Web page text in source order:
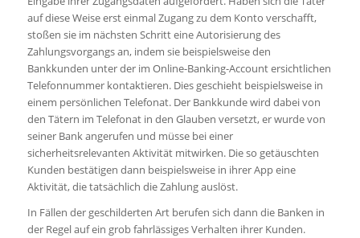
auf diese Weise erst einmal Zugang zu dem Konto verschafft,
stoßen sie im nächsten Schritt eine Autorisierung des
Zahlungsvorgangs an, indem sie beispielsweise den
Bankkunden unter der im Online-Banking-Account ersichtlichen
Telefonnummer kontaktieren. Dies geschieht beispielsweise in
einem persönlichen Telefonat. Der Bankkunde wird dabei von
den Tätern im Telefonat in den Glauben versetzt, er wurde von
seiner Bank angerufen und müsse bei einer
sicherheitsrelevanten Aktivität mitwirken. Die so getäuschten
Kunden bestätigen dann beispielsweise in ihrer App eine
Aktivität, die tatsächlich die Zahlung auslöst.
In Fällen der geschilderten Art berufen sich dann die Banken in
der Regel auf ein grob fahrlässiges Verhalten ihrer Kunden.